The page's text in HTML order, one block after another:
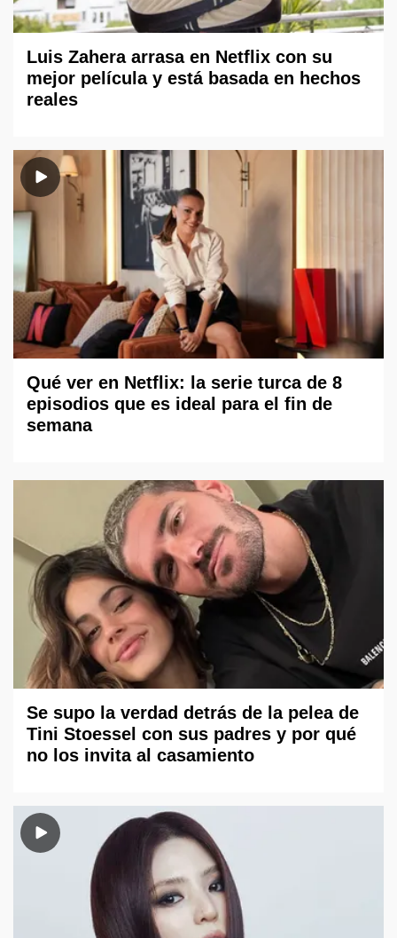
Luis Zahera arrasa en Netflix con su
mejor película y está basada en hechos
reales
Qué ver en Netflix: la serie turca de 8
episodios que es ideal para el fin de
semana
Se supo la verdad detrás de la pelea de
Tini Stoessel con sus padres y por qué
no los invita al casamiento